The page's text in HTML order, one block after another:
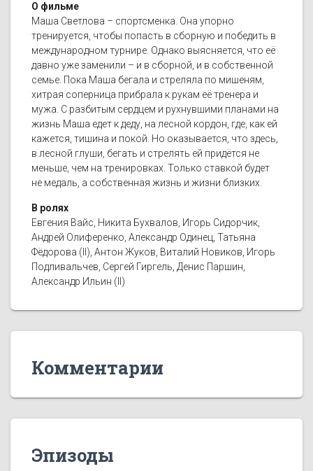
О фильме
Маша Светлова – спортсменка. Она упорно
тренируется, чтобы попасть в сборную и победить в
международном турнире. Однако выясняется, что её
давно уже заменили – и в сборной, и в собственной
семье. Пока Маша бегала и стреляла по мишеням,
хитрая соперница прибрала к рукам её тренера и
мужа. С разбитым сердцем и рухнувшими планами на
жизнь Маша едет к деду, на лесной кордон, где, как ей
кажется, тишина и покой. Но оказывается, что здесь,
в лесной глуши, бегать и стрелять ей придётся не
меньше, чем на тренировках. Только ставкой будет
не медаль, а собственная жизнь и жизни близких.
В ролях
Евгения Вайс, Никита Бухвалов, Игорь Сидорчик,
Андрей Олиференко, Александр Одинец, Татьяна
Фёдорова (II), Антон Жуков, Виталий Новиков, Игорь
Подливальчев, Сергей Гиргель, Денис Паршин,
Александр Ильин (II)
Комментарии
Эпизоды